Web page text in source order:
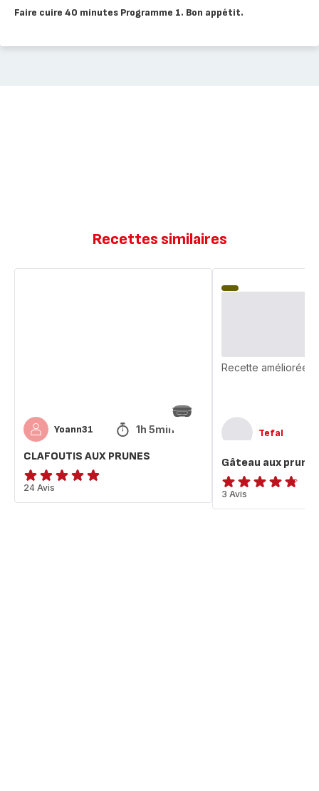
Faire cuire 40 minutes Programme 1. Bon appétit.
Recettes similaires
Yoann31 1h 5min
CLAFOUTIS AUX PRUNES
ratings.4.9
24 Avis
Tefal
Gâteau aux prunes
ratings.4.7
3 Avis
Recette améliorée
aux